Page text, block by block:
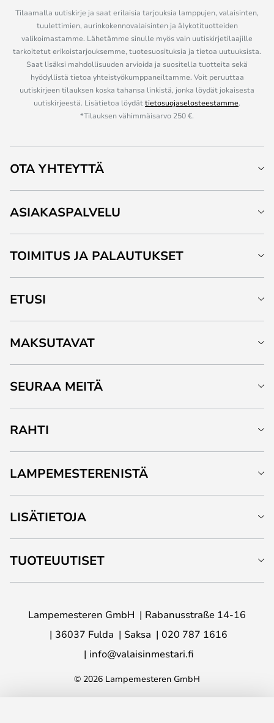
Tilaamalla uutiskirje ja saat erilaisia tarjouksia lamppujen, valaisinten,
tuulettimien, aurinkokennovalaisinten ja älykotituotteiden
valikoimastamme. Lähetämme sinulle myös vain uutiskirjetilaajille
tarkoitetut erikoistarjouksemme, tuotesuosituksia ja tietoa uutuuksista.
Saat lisäksi mahdollisuuden arvioida ja suositella tuotteita sekä
hyödyllistä tietoa yhteistyökumppaneiltamme. Voit peruuttaa
uutiskirjeen tilauksen koska tahansa linkistä, jonka löydät jokaisesta
uutiskirjeestä. Lisätietoa löydättietosuojaselosteestamme.
*Tilauksen vähimmäisarvo 250 €.
OTA YHTEYTTÄ
ASIAKASPALVELU
TOIMITUS JA PALAUTUKSET
ETUSI
MAKSUTAVAT
SEURAA MEITÄ
RAHTI
LAMPEMESTERENISTÄ
LISÄTIETOJA
TUOTEUUTISET
Lampemesteren GmbH
Rabanusstraße 14-16
36037 Fulda
Saksa
020 787 1616
info@valaisinmestari.fi
© 2026 Lampemesteren GmbH